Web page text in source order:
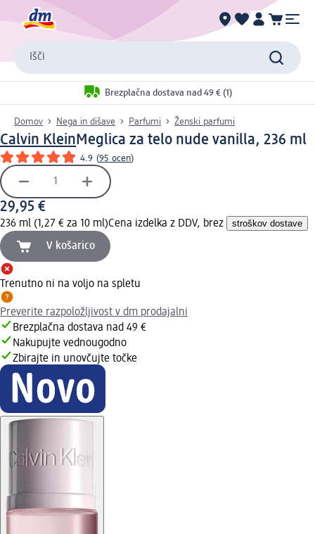
Išči
Brezplačna dostava nad 49 € (1)
Domov Nega in dišave Parfumi Ženski parfumi
Calvin KleinMeglica za telo nude vanilla, 236 ml
4.9 (95 ocen)
29,95 €
236 ml (1,27 € za 10 ml)Cena izdelka z DDV, brez stroškov dostave
V košarico
Trenutno ni na voljo na spletu
Preverite razpoložljivost v dm prodajalni
Brezplačna dostava nad 49 €
Nakupujte vednougodno
Zbirajte in unovčujte točke